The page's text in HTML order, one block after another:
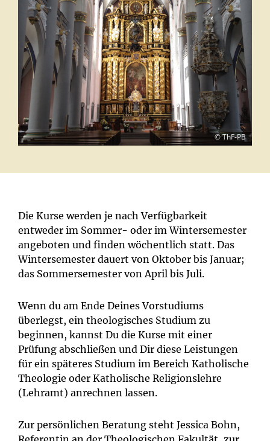
© ThF-PB
Die Kurse werden je nach Verfügbarkeit
entweder im Sommer- oder im Wintersemester
angeboten und finden wöchentlich statt. Das
Wintersemester dauert von Oktober bis Januar;
das Sommersemester von April bis Juli.
Wenn du am Ende Deines Vorstudiums
überlegst, ein theologisches Studium zu
beginnen, kannst Du die Kurse mit einer
Prüfung abschließen und Dir diese Leistungen
für ein späteres Studium im Bereich Katholische
Theologie oder Katholische Religionslehre
(Lehramt) anrechnen lassen.
Zur persönlichen Beratung steht Jessica Bohn,